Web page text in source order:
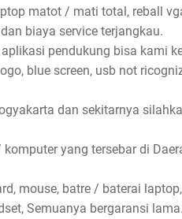
matot / mati total, reball
biaya service terjangkau.
pendukung bisa kami
blue screen, usb not
dan sekitarnya
yang tersebar di
mouse, batre / baterai
Semuanya bergaransi lama.